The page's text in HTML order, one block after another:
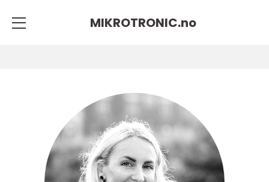
MIKROTRONIC.no